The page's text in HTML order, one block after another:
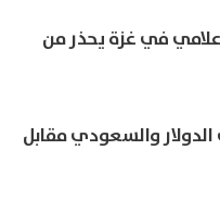
في غزة يحذر من
والسعودي مقابل